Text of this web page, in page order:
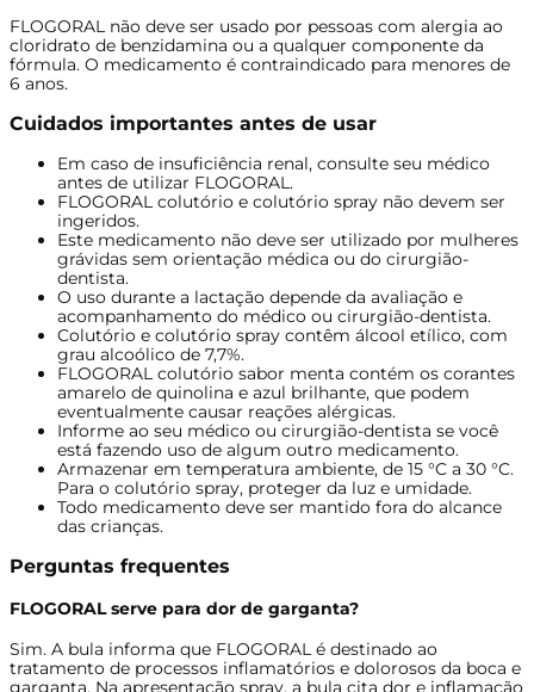
FLOGORAL não deve ser usado por pessoas com alergia ao
cloridrato de benzidamina ou a qualquer componente da
fórmula. O medicamento é contraindicado para menores de
6 anos.
Cuidados importantes antes de usar
Em caso de insuficiência renal, consulte seu médico
antes de utilizar FLOGORAL.
FLOGORAL colutório e colutório spray não devem ser
ingeridos.
Este medicamento não deve ser utilizado por mulheres
grávidas sem orientação médica ou do cirurgião-
dentista.
O uso durante a lactação depende da avaliação e
acompanhamento do médico ou cirurgião-dentista.
Colutório e colutório spray contêm álcool etílico, com
grau alcoólico de 7,7%.
FLOGORAL colutório sabor menta contém os corantes
amarelo de quinolina e azul brilhante, que podem
eventualmente causar reações alérgicas.
Informe ao seu médico ou cirurgião-dentista se você
está fazendo uso de algum outro medicamento.
Armazenar em temperatura ambiente, de 15 °C a 30 °C.
Para o colutório spray, proteger da luz e umidade.
Todo medicamento deve ser mantido fora do alcance
das crianças.
Perguntas frequentes
FLOGORAL serve para dor de garganta?
Sim. A bula informa que FLOGORAL é destinado ao
tratamento de processos inflamatórios e dolorosos da boca e
garganta. Na apresentação spray, a bula cita dor e inflamação